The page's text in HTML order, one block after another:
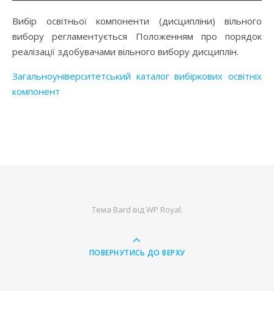
Вибір освітньої компоненти (дисципліни) вільного
вибору регламентується Положенням про порядок
реалізації здобувачами вільного вибору дисциплін.
Загальноуніверситетський каталог вибіркових освітніх
компонент
Тема Bard відWP Royal.
ПОВЕРНУТИСЬ ДО ВЕРХУ